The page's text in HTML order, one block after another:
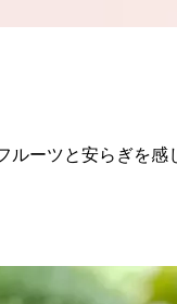
ルーツと安らぎを